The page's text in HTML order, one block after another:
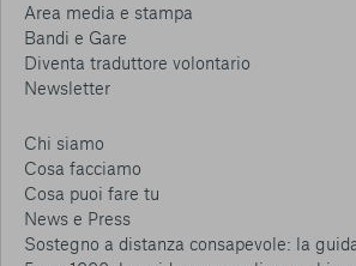
Area media e stampa
Bandi e Gare
Diventa traduttore volontario
Newsletter
Chi siamo
Cosa facciamo
Cosa puoi fare tu
News e Press
Sostegno a distanza consapevole: la